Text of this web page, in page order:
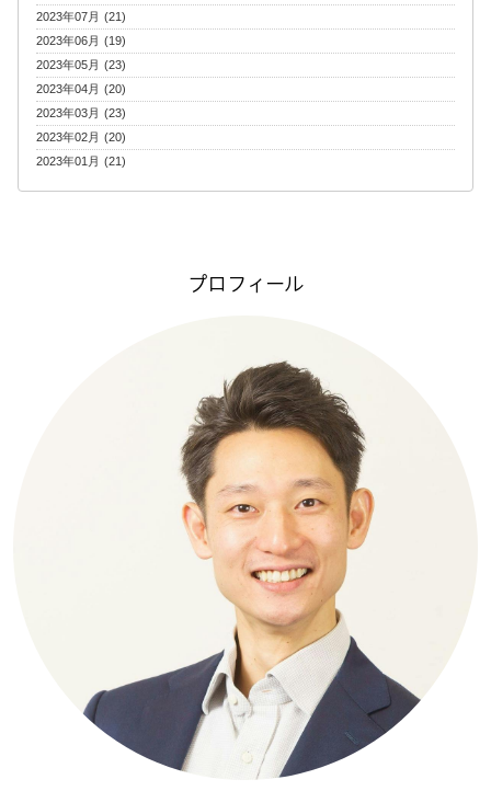
2023年07月 (21)
2023年06月 (19)
2023年05月 (23)
2023年04月 (20)
2023年03月 (23)
2023年02月 (20)
2023年01月 (21)
プロフィール